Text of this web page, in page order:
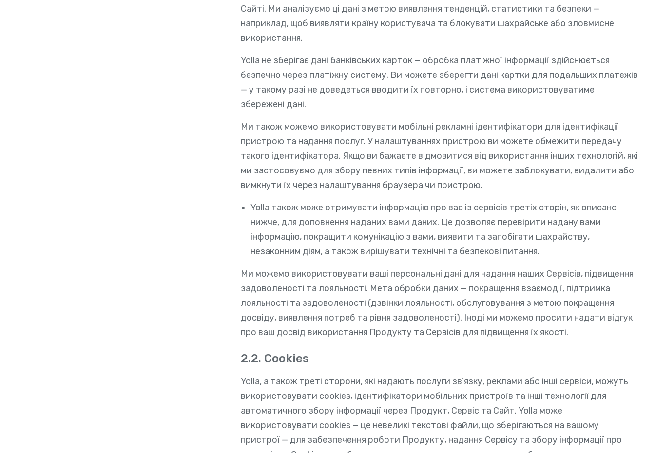
Сайті. Ми аналізуємо ці дані з метою виявлення тенденцій, статистики та безпеки —
наприклад, щоб виявляти країну користувача та блокувати шахрайське або зловмисне
використання.
Yolla не зберігає дані банківських карток — обробка платіжної інформації здійснюється
безпечно через платіжну систему. Ви можете зберегти дані картки для подальших платежів
— у такому разі не доведеться вводити їх повторно, і система використовуватиме
збережені дані.
Ми також можемо використовувати мобільні рекламні ідентифікатори для ідентифікації
пристрою та надання послуг. У налаштуваннях пристрою ви можете обмежити передачу
такого ідентифікатора. Якщо ви бажаєте відмовитися від використання інших технологій, які
ми застосовуємо для збору певних типів інформації, ви можете заблокувати, видалити або
вимкнути їх через налаштування браузера чи пристрою.
Yolla також може отримувати інформацію про вас із сервісів третіх сторін, як описано
нижче, для доповнення наданих вами даних. Це дозволяє перевірити надану вами
інформацію, покращити комунікацію з вами, виявити та запобігати шахрайству,
незаконним діям, а також вирішувати технічні та безпекові питання.
Ми можемо використовувати ваші персональні дані для надання наших Сервісів, підвищення
задоволеності та лояльності. Мета обробки даних — покращення взаємодії, підтримка
лояльності та задоволеності (дзвінки лояльності, обслуговування з метою покращення
досвіду, виявлення потреб та рівня задоволеності). Іноді ми можемо просити надати відгук
про ваш досвід використання Продукту та Сервісів для підвищення їх якості.
2.2. Cookies
Yolla, а також треті сторони, які надають послуги зв’язку, реклами або інші сервіси, можуть
використовувати cookies, ідентифікатори мобільних пристроїв та інші технології для
автоматичного збору інформації через Продукт, Сервіс та Сайт. Yolla може
використовувати cookies — це невеликі текстові файли, що зберігаються на вашому
пристрої — для забезпечення роботи Продукту, надання Сервісу та збору інформації про